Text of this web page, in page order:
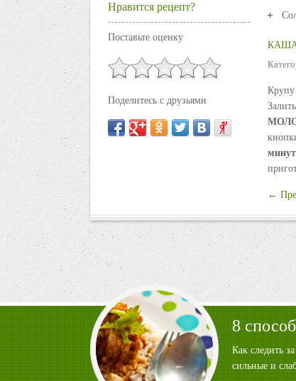
Нравится рецепт?
Поставьте оценку
Поделитесь с друзьями
Крупу
минут
←
8
Как следить
сильные и